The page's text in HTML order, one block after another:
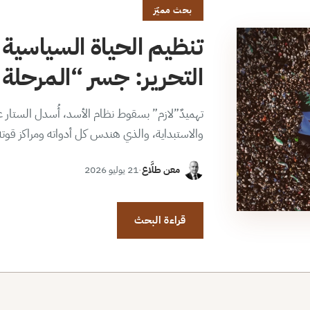
بحث مميّز
تنظيم الحياة
التحرير: جسر “المرحلة
تهميدٌ”لازم” بسقوط نظام الأسد، أُسدل الستار
والاستبداية، والذي هندس كل أدواته ومراكز
معن طلَّاع·21 يوليو 2026
قراءة البحث